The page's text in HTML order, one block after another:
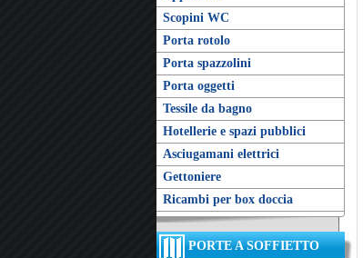
Scopini WC
Porta rotolo
Porta spazzolini
Porta oggetti
Tessile da bagno
Hotellerie e spazi pubblici
Asciugamani elettrici
Gettoniere
Ricambi per box doccia
PORTE A SOFFIETTO